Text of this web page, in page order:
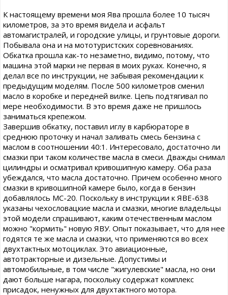
К настоящему времени моя Ява прошла более 10 тысяч
километров, за это время видела и асфальт
автомагистралей, и городские улицы, и грунтовые дороги.
Побывала она и на мототуристских соревнованиях.
Обкатка прошла как-то незаметно, видимо, потому, что
машина этой марки не первая в моих руках. Конечно, я
делал все по инструкции, не забывая рекомендации к
предыдущим моделям. После 500 километров сменил
масло в коробке и передней вилке. Цепь подтягивал по
мере необходимости. В это время даже не пришлось
заниматься крепежом.
Завершив обкатку, поставил иглу в карбюраторе в
среднюю проточку и начал заливать смесь бензина с
маслом в соотношении 40:1. Интересовало, достаточно ли
смазки при таком количестве масла в смеси. Дважды снимал
цилиндры и осматривал кривошипную камеру. Оба раза
убеждался, что масла достаточно. Причем особенно много
смазки в кривошипной камере было, когда в бензин
добавлялось МС-20. Поскольку в инструкции к ЯВЕ-638
указаны чехословацкие масла и смазки, многие владельцы
этой модели спрашивают, каким отечественным маслом
можно "кормить" новую ЯВУ. Опыт показывает, что для нее
годятся те же масла и смазки, что применяются во всех
двухтактных мотоциклах. Это авиационные,
автотракторные и дизельные. Допустимы и
автомобильные, в том числе "жигулевские" масла, но они
дают больше нагара, поскольку содержат комплекс
присадок, ненужных для двухтактного мотора.